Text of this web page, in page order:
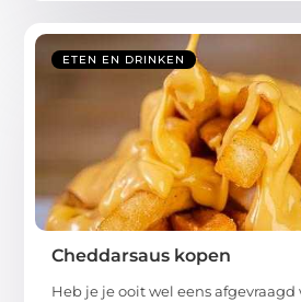
ETEN EN DRINKEN
Cheddarsaus kopen
Heb je je ooit wel eens afgevraagd